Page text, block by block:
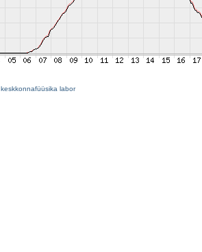
keskkonnafüüsika labor